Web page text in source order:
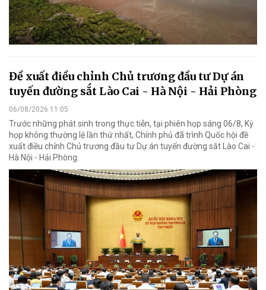
Đề xuất điều chỉnh Chủ trương đầu tư Dự án
tuyến đường sắt Lào Cai - Hà Nội - Hải Phòng
06/08/2026 11:05
Trước những phát sinh trong thực tiễn, tại phiên họp sáng 06/8, Kỳ
họp không thường lệ lần thứ nhất, Chính phủ đã trình Quốc hội đề
xuất điều chỉnh Chủ trương đầu tư Dự án tuyến đường sắt Lào Cai -
Hà Nội - Hải Phòng.